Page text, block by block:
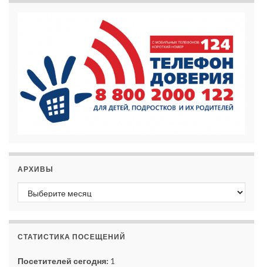
АРХИВЫ
Архивы
СТАТИСТИКА ПОСЕЩЕНИЙ
Посетителей сегодня: 1